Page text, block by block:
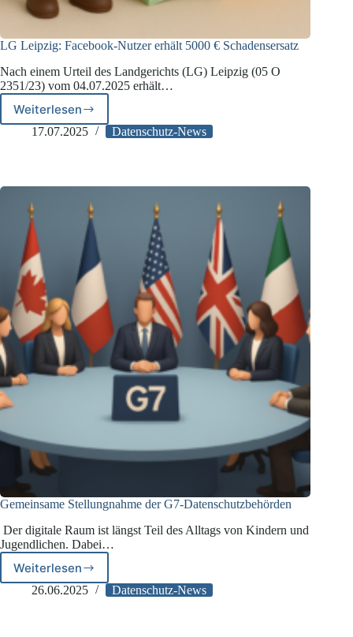
LG Leipzig: Facebook-Nutzer erhält 5000 € Schadensersatz
Nach einem Urteil des Landgerichts (LG) Leipzig (05 O
2351/23) vom 04.07.2025 erhält…
Weiterlesen
LG
Leipzig:
5000
Schadensersatz
17.07.2025 Datenschutz-News
Gemeinsame Stellungnahme der G7-Datenschutzbehörden
Der digitale Raum ist längst Teil des Alltags von Kindern und
Jugendlichen. Dabei…
WeiterlesenGemeinsame
Stellungnahme
26.06.2025 Datenschutz-News